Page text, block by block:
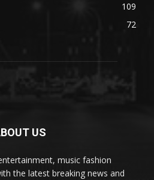
109
72
US
music fashion
the latest breaking news and